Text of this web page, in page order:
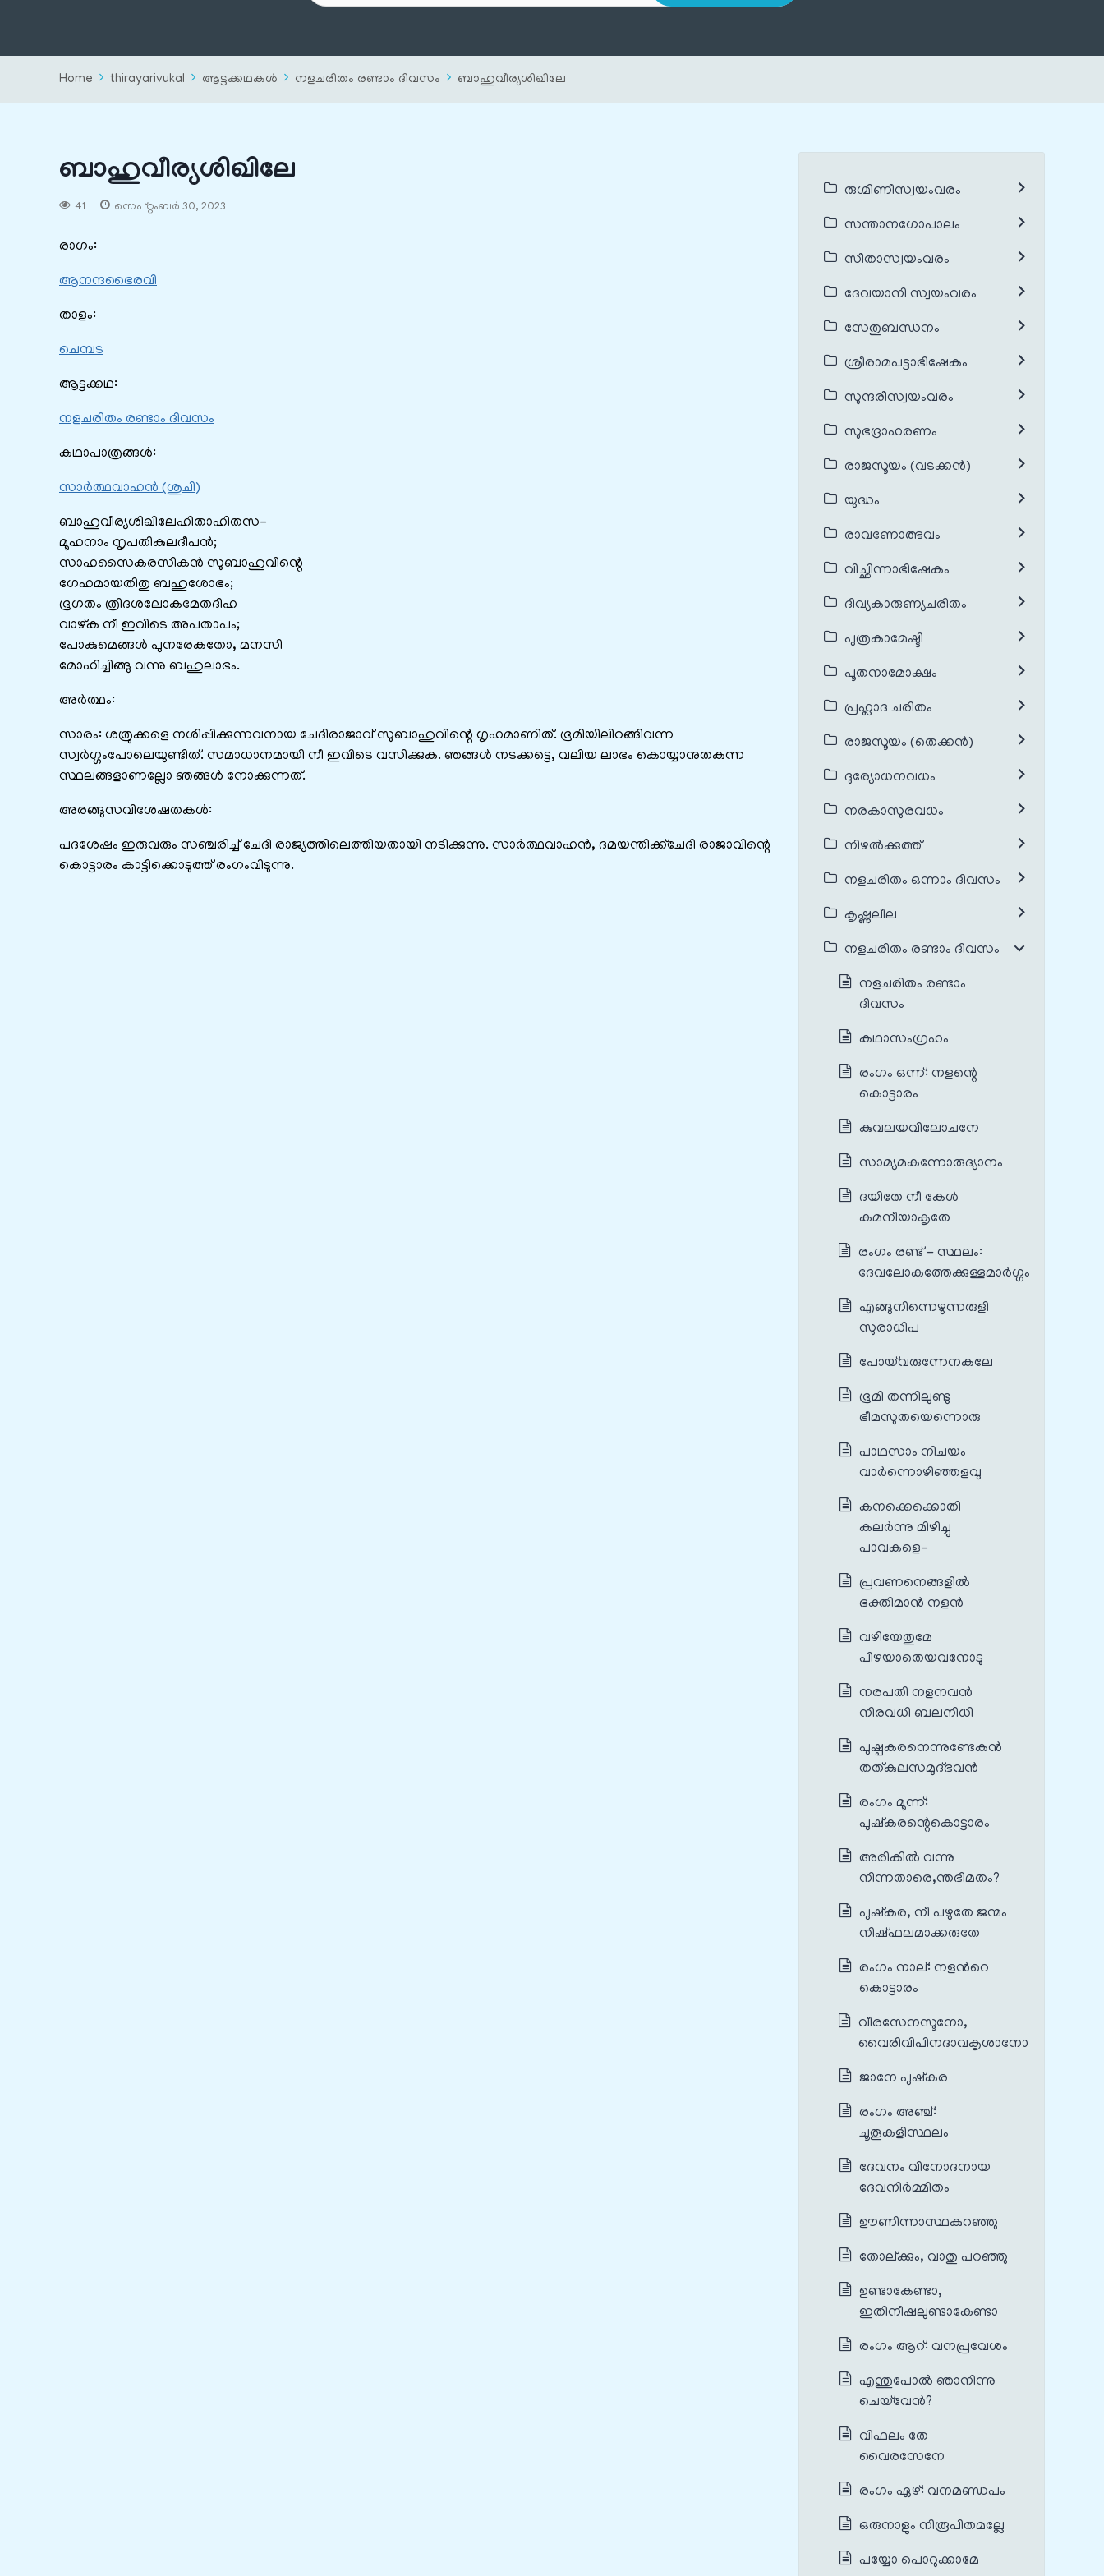
Home thirayarivukal ആട്ടക്കഥകൾ നളചരിതം രണ്ടാം ദിവസം ബാഹുവീര്യശിഖിലേ
ബാഹുവീര്യശിഖിലേ
41 സെപ്റ്റംബർ 30, 2023
രാഗം:
ആനന്ദഭൈരവി
താളം:
ചെമ്പട
ആട്ടക്കഥ:
നളചരിതം രണ്ടാം ദിവസം
കഥാപാത്രങ്ങൾ:
സാർത്ഥവാഹൻ (ശുചി)
ബാഹുവീര്യശിഖിലേഹിതാഹിതസ-
മൂഹനാം നൃപതികുലദീപൻ;
സാഹസൈകരസികൻ സുബാഹുവിന്റെ
ഗേഹമായതിതു ബഹുശോഭം;
ഭൂഗതം ത്രിദശലോകമേതദിഹ
വാഴ്ക നീ ഇവിടെ അപതാപം;
പോകുമെങ്ങൾ പുനരേകതോ, മനസി
മോഹിച്ചിങ്ങു വന്നു ബഹുലാഭം.
അർത്ഥം:
സാരം: ശത്രുക്കളെ നശിപ്പിക്കുന്നവനായ ചേദിരാജാവ്‌ സുബാഹുവിന്റെ ഗൃഹമാണിത്‌. ഭൂമിയിലിറങ്ങിവന്ന
സ്വർഗ്ഗംപോലെയുണ്ടിത്‌. സമാധാനമായി നീ ഇവിടെ വസിക്കുക. ഞങ്ങൾ നടക്കട്ടെ, വലിയ ലാഭം കൊയ്യാനുതകുന്ന
സ്ഥലങ്ങളാണല്ലോ ഞങ്ങൾ നോക്കുന്നത്‌.
അരങ്ങുസവിശേഷതകൾ:
പദശേഷം ഇരുവരും സഞ്ചരിച്ച്‌ ചേദി രാജ്യത്തിലെത്തിയതായി നടിക്കുന്നു. സാർത്ഥവാഹൻ, ദമയന്തിക്ക്ചേദി രാജാവിന്റെ
കൊട്ടാരം കാട്ടിക്കൊടുത്ത്‌ രംഗംവിടുന്നു.
രുഗ്മിണീസ്വയംവരം
സന്താനഗോപാലം
സീതാസ്വയംവരം
ദേവയാനി സ്വയംവരം
സേതുബന്ധനം
ശ്രീരാമപട്ടാഭിഷേകം
സുന്ദരീസ്വയംവരം
സുഭദ്രാഹരണം
രാജസൂയം (വടക്കൻ)
യുദ്ധം
രാവണോത്ഭവം
വിച്ഛിന്നാഭിഷേകം
ദിവ്യകാരുണ്യചരിതം
പുത്രകാമേഷ്ടി
പൂതനാമോക്ഷം
പ്രഹ്ലാദ ചരിതം
രാജസൂയം (തെക്കൻ)
ദുര്യോധനവധം
നരകാസുരവധം
നിഴൽക്കുത്ത്
നളചരിതം ഒന്നാം ദിവസം
കൃഷ്ണലീല
നളചരിതം രണ്ടാം ദിവസം
നളചരിതം രണ്ടാം
ദിവസം
കഥാസംഗ്രഹം
രംഗം ഒന്ന്: ‌നളന്റെ
കൊട്ടാരം
കുവലയവിലോചനേ
സാമ്യമകന്നോരുദ്യാനം
ദയിതേ നീ കേൾ
കമനീയാകൃതേ
രംഗം രണ്ട് - സ്ഥലം:
ദേവലോകത്തേക്കുള്ളമാർഗ്ഗം
എങ്ങുനിന്നെഴുന്നരുളി
സുരാധിപ
പോയ്‌വരുന്നേനകലേ
ഭൂമി തന്നിലുണ്ടു
ഭീമസുതയെന്നൊരു
പാഥസാം നിചയം
വാർന്നൊഴിഞ്ഞളവു
കനക്കെക്കൊതി
കലർന്നു മിഴിച്ചു
പാവകളെ-
പ്രവണനെങ്ങളിൽ
ഭക്തിമാൻ നളൻ
വഴിയേതുമേ
പിഴയാതെയവനോടു
നരപതി നളനവൻ
നിരവധി ബലനിധി
പുഷ്പകരനെന്നുണ്ടേകൻ
തത്കുലസമുദ്ഭവൻ
രംഗം മൂന്ന്‌:
പുഷ്കരന്റെകൊട്ടാരം
അരികിൽ വന്നു
നിന്നതാരെ,ന്തഭിമതം?
പുഷ്കര, നീ പഴുതേ ജന്മം
നിഷ്ഫലമാക്കരുതേ
രംഗം നാല്‌: നളന്‍റെ
കൊട്ടാരം
വീരസേനസൂനോ,
വൈരിവിപിനദാവകൃശാനോ
ജാനേ പുഷ്കര
രംഗം അഞ്ച്‌:
ചൂതൂകളിസ്ഥലം
ദേവനം വിനോദനായ
ദേവനിർമ്മിതം
ഊണിന്നാസ്ഥകുറഞ്ഞു
തോല്ക്കും, വാതു പറഞ്ഞു
ഉണ്ടാകേണ്ടാ,
ഇതിനീഷലുണ്ടാകേണ്ടാ
രംഗം ആറ്‌: വനപ്രവേശം
എന്തുപോൽ ഞാനിന്നു
ചെയ്‌വേൻ?
വിഫലം തേ
വൈരസേനേ
രംഗം ഏഴ്‌: വനമണ്ഡപം
ഒരുനാളും നിരൂപിതമല്ലേ
പയ്യോ പൊറുക്കാമേ